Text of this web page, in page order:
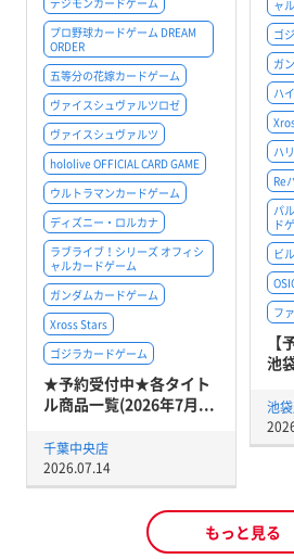
ャ
ゴ
ガ
ハ
ハ
Re
パ
ド
ビ
フ
池
池
プロ野球カードゲーム DREAM
ORDER
五等分の花嫁カードゲーム
ヴァイスシュヴァルツロゼ
ヴァイスシュヴァルツ
hololive OFFICIAL CARD GAME
ウルトラマンカードゲーム
ディズニー・ロルカナ
ラブライブ！シリーズ オフィシ
ャルカードゲーム
ガンダムカードゲーム
Xross Stars
ゴジラカードゲーム
★予約受付中★各タイト
ル商品一覧(2026年7月...
千葉中央店
2026.07.14
もっと見る